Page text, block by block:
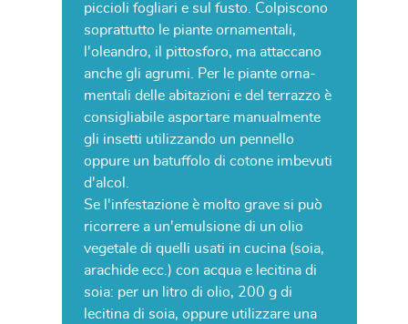
piccioli fogliari e sul fusto. Colpiscono
soprattutto le piante ornamentali,
l'oleandro, il pittosforo, ma attaccano
anche gli agrumi. Per le piante orna-
mentali delle abitazioni e del terrazzo è
consigliabile asportare manualmente
gli insetti utilizzando un pennello
oppure un batuffolo di cotone imbevuti
d'alcol.
Se l'infestazione è molto grave si può
ricorrere a un'emulsione di un olio
vegetale di quelli usati in cucina (soia,
arachide ecc.) con acqua e lecitina di
soia: per un litro di olio, 200 g di
lecitina di soia, oppure utilizzare una